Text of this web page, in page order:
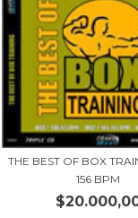
THE BEST OF BOX
156 BPM